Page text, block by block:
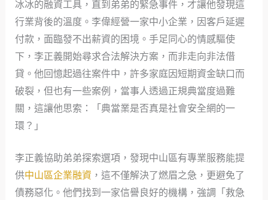
冰冰的融資工具，直到弟弟的緊急事件，才讓他發現這
行業背後的溫度。李偉經營一家中小企業，因客戶延遲
付款，面臨發不出薪資的困境。手足同心的情感驅使
下，李正義開始尋求合法解決方案，而非走向非法借
貸。他回憶起過往案件中，許多家庭因短期資金缺口而
破裂，但也有一些案例，當事人透過正規典當度過難
關，這讓他思索：「典當業是否真是社會安全網的一
環？」
李正義協助弟弟探索選項，發現中山區有專業服務能提
供中山區企業融資 ，這不僅解決了燃眉之急，更避免了
債務惡化。他們找到一家信譽良好的機構，強調「救急